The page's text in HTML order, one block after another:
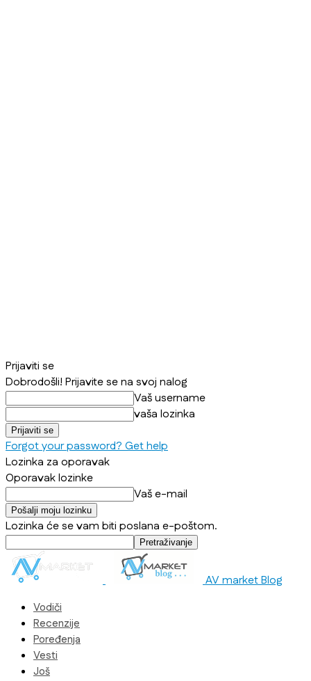
Prijaviti se
Dobrodošli! Prijavite se na svoj nalog
Vaš username
vaša lozinka
Forgot your password? Get help
Lozinka za oporavak
Oporavak lozinke
Vaš e-mail
Lozinka će se vam biti poslana e-poštom.
AV market Blog
Vodiči
Recenzije
Poređenja
Vesti
Još